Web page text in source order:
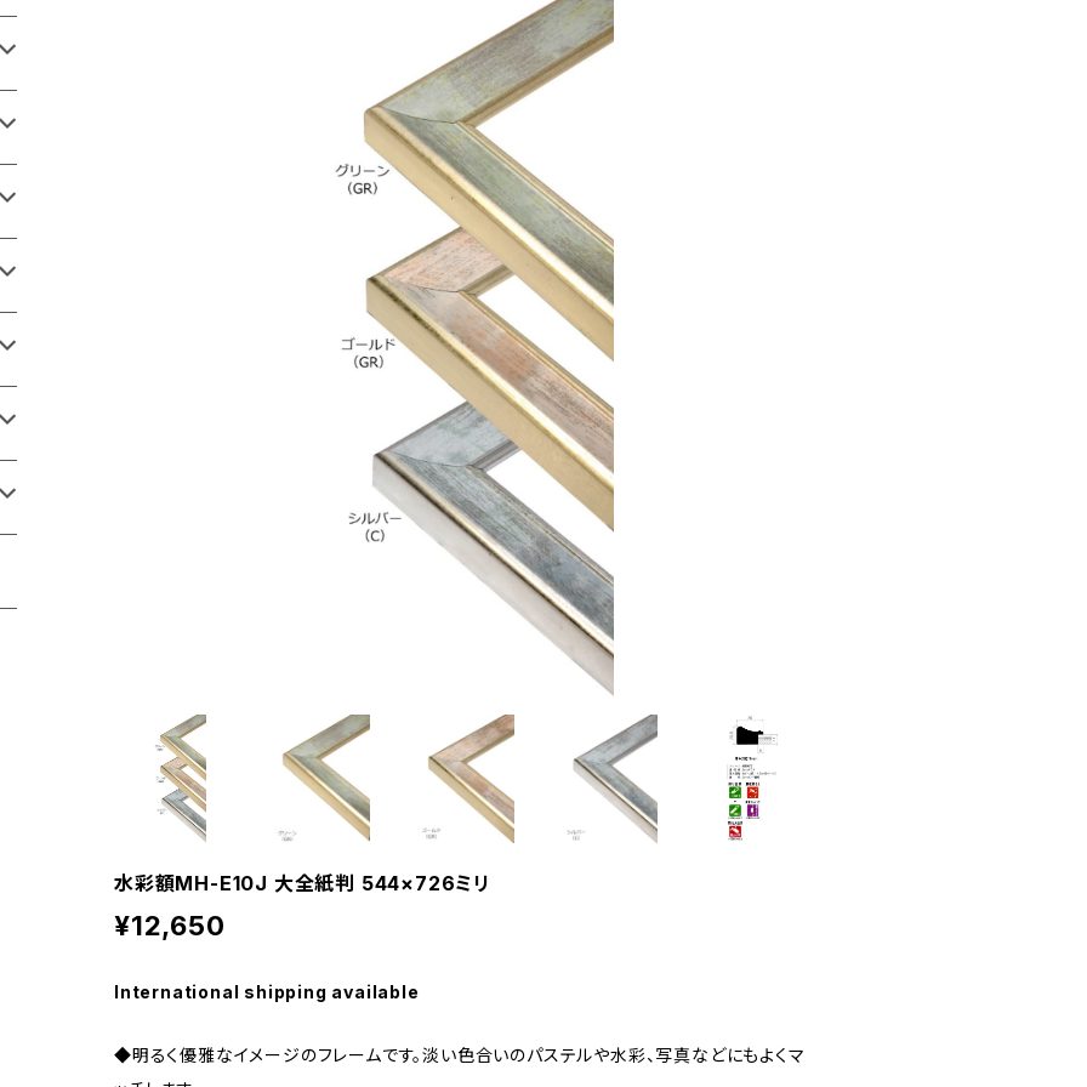
水彩額MH-E10J 大全紙判 544×726ミリ
¥12,650
International shipping available
◆明るく優雅なイメージのフレームです。淡い色合いのパステルや水彩、写真などにもよくマ